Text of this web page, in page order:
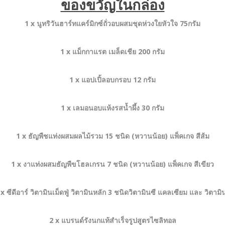
ของขวัญในกล่อง
1 x นูทริวันฮาร์ทแคร์มิกซ์ถั่วอบผสมชุดห่วงใยหัวใจ 75กรัม
1 x แม็กกาแรต เมล็ดเชีย 200 กรัม
1 x แอปเปิ้ลอบกรอบ 12 กรัม
1 x เลมอนอบแห้งรสน้ำผึ้ง 30 กรัม
1 x ธัญพืชแท่งผสมผลไม้รวม 15 ชนิด (หวานน้อย) แพ็คเกจ สีส้ม
1 x งาแท่งผสมธัญพืขโฮลเกรน 7 ชนิด (หวานน้อย) แพ็คเกจ สีเขียว
ซีดีอาร์ วิตามินเม็ดฟู่ วิตามินหลัก 3 ชนิดวิตามินซี แคลเซียม และ วิตามิ
2 x แบรนด์รังนกแท้สำเร็จรูปสูตรไซลิทอล